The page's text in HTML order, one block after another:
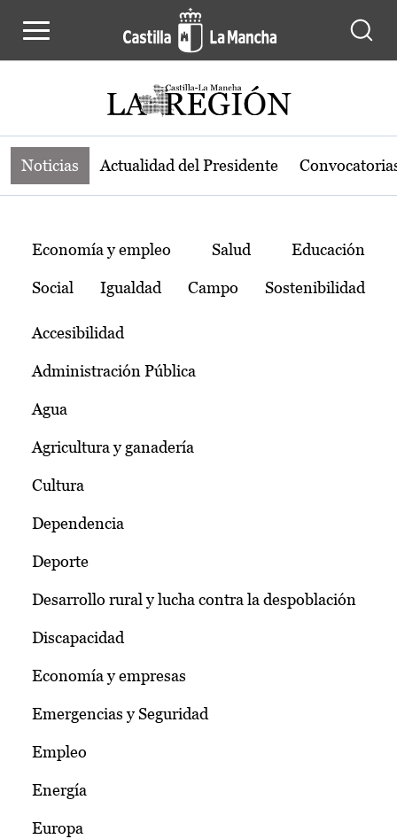
Noticias de la región de Castilla-La
Noticias Actualidad del Presidente
Temas
Economía y empleo Salud Educación
Social Igualdad Campo Sostenibilidad
Accesibilidad
Administración Pública
Agua
Agricultura y ganadería
Cultura
Dependencia
Deporte
Desarrollo rural y lucha contra la despoblación
Discapacidad
Economía y empresas
Emergencias y Seguridad
Empleo
Energía
Europa